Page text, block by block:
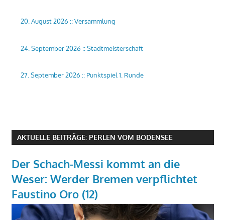
20. August 2026 ::Versammlung
24. September 2026 ::Stadtmeisterschaft
27. September 2026 :: Punktspiel 1. Runde
AKTUELLE BEITRÄGE: PERLEN VOM BODENSEE
Der Schach-Messi kommt an die
Weser: Werder Bremen verpflichtet
Faustino Oro (12)